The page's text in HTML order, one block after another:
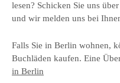
lesen? Schicken Sie uns über
und wir melden uns bei
Falls Sie in Berlin wohnen,
Buchläden kaufen. Eine
in Berlin